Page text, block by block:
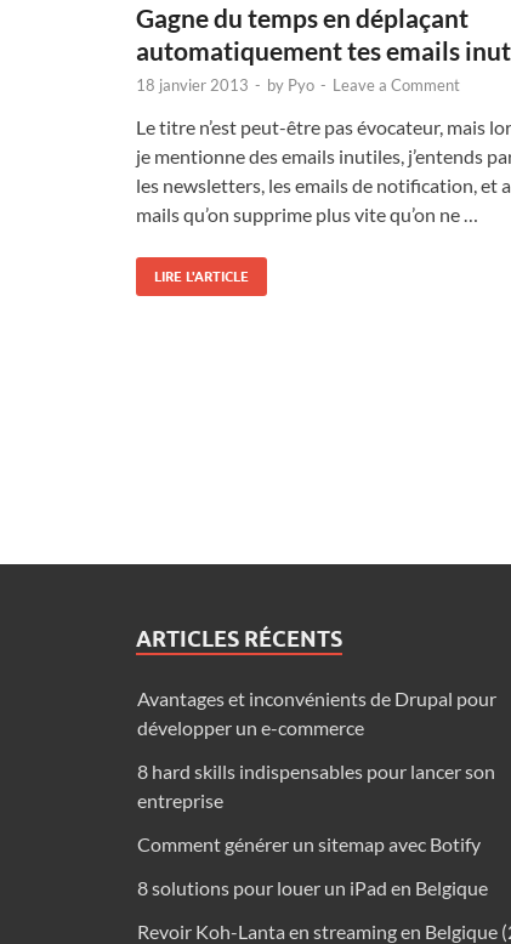
Gagne du temps en déplaçant
automatiquement tes emails
18 janvier 2013 - by Pyo - Leave a Comment
Le titre n’est peut-être pas évocateur, mais
je mentionne des emails inutiles, j’entends
les newsletters, les emails de notification, et
mails qu’on supprime plus vite qu’on ne …
LIRE L'ARTICLE
ARTICLES RÉCENTS
Avantages et inconvénients de Drupal pour
développer un e-commerce
8 hard skills indispensables pour lancer son
entreprise
Comment générer un sitemap avec Botify
8 solutions pour louer un iPad en Belgique
Revoir Koh-Lanta en streaming en Belgique